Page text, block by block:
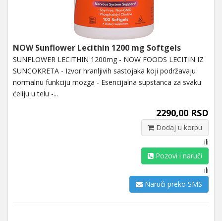
NOW Sunflower Lecithin 1200 mg Softgels
SUNFLOWER LECITHIN 1200mg - NOW FOODS LECITIN IZ
SUNCOKRETA - Izvor hranljivih sastojaka koji podržavaju
normalnu funkciju mozga - Esencijalna supstanca za svaku
ćeliju u telu -...
2290,00 RSD
Dodaj u korpu
ili
Pozovi i naruči
ili
Naruči preko SMS